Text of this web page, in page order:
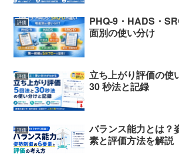
評価
PHQ-9・HADS・
面別の使い分け
評価
立ち上がり評価の使
30 秒法と記録
評価
バランス能力とは？
素と評価方法を解説